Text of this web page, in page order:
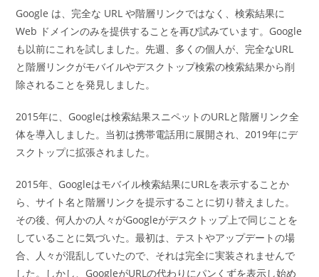
テ
ゴ
リ
ー:
Google は、完全な URL や階層リンクではなく、検索結果に
Web ドメインのみを提供することを再び試みています。Google
も以前にこれを試しました。先週、多くの個人が、完全なURL
と階層リンクがモバイルやデスクトップ検索の検索結果から削
除されることを発見しました。
2015年に、Googleは検索結果スニペットのURLと階層リンク全
体を導入しました。当初は携帯電話用に展開され、2019年にデ
スクトップに拡張されました。
2015年、Googleはモバイル検索結果にURLを表示することか
ら、サイト名と階層リンクを提示することに切り替えました。
その後、何人かの人々がGoogleがデスクトップ上で同じことを
していることに気づいた。最初は、テストやアップデートの場
合、人々が混乱していたので、それは完全に実装されませんで
した。しかし、GoogleがURLの代わりにパンくずを表示し始め